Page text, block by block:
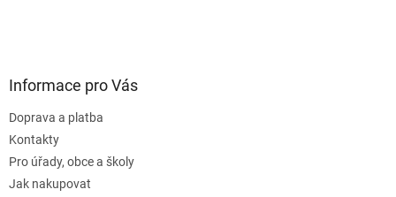
Informace pro Vás
Doprava a platba
Kontakty
Pro úřady, obce a školy
Jak nakupovat